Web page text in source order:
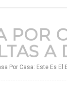
POR
A
Por Casa: Este Es